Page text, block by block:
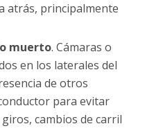
atrás, principalmente
muerto. Cámaras o
en los laterales del
de otros
para evitar
cambios de carril